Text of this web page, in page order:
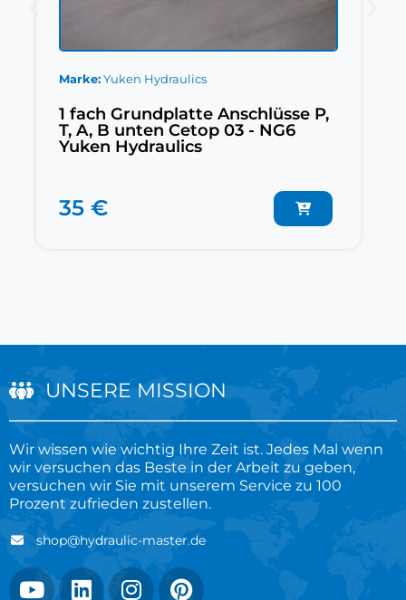
Marke Yuken Hydraulics
1 fach Grundplatte Anschlüsse P,
T, A, B unten Cetop 03 - NG6
Yuken Hydraulics
35 €
UNSERE MISSION
Wir wissen wie wichtig Ihre Zeit ist. Jedes Mal wenn
wir versuchen das Beste in der Arbeit zu geben,
versuchen wir Sie mit unserem Service zu 100
Prozent zufrieden zustellen.
shop@hydraulic-master.de